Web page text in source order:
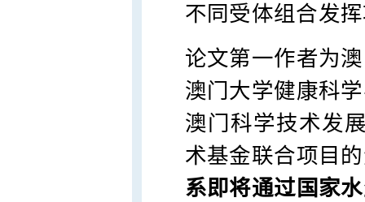
不同受体组合发
论文第一作者为
澳门大学健康科
澳门科学技术发
术基金联合项目
系即将通过国家